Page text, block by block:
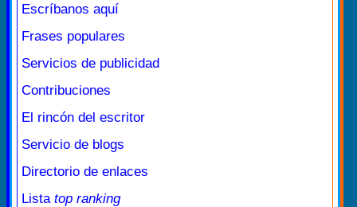
Escríbanos aquí
Frases populares
Servicios de publicidad
Contribuciones
El rincón del escritor
Servicio de blogs
Directorio de enlaces
Lista top ranking